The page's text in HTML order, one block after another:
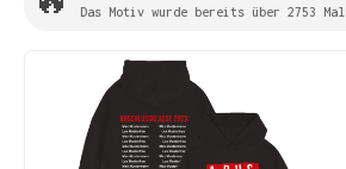
Das Motiv wurde bereits über 2753